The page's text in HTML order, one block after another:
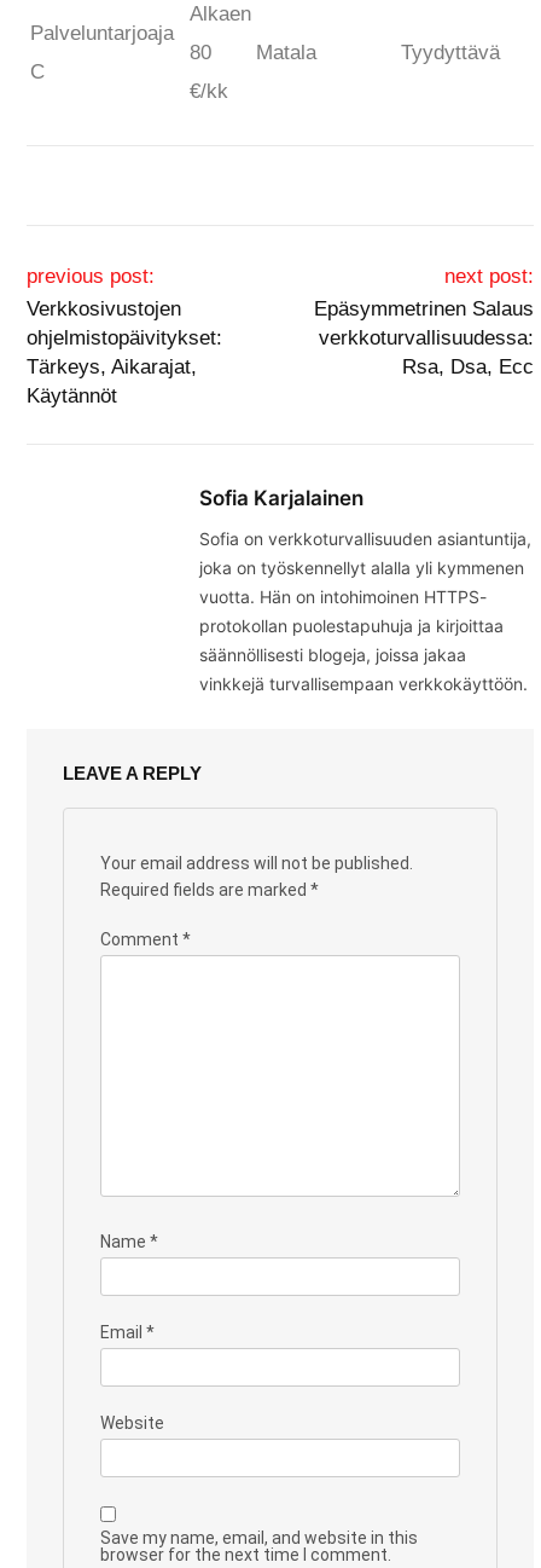
Palveluntarjoaja
C
Alkaen
80
€/kk
Matala Tyydyttävä
Post navigation
previous post:
Verkkosivustojen
ohjelmistopäivitykset:
Tärkeys, Aikarajat,
Käytännöt
next post:
Epäsymmetrinen Salaus
verkkoturvallisuudessa:
Rsa, Dsa, Ecc
Sofia Karjalainen
Sofia on verkkoturvallisuuden asiantuntija,
joka on työskennellyt alalla yli kymmenen
vuotta. Hän on intohimoinen HTTPS-
protokollan puolestapuhuja ja kirjoittaa
säännöllisesti blogeja, joissa jakaa
vinkkejä turvallisempaan verkkokäyttöön.
LEAVE A REPLY
Your email address will not be published.
Required fields are marked *
Comment *
Name *
Email *
Website
Save my name, email, and website in this
browser for the next time I comment.